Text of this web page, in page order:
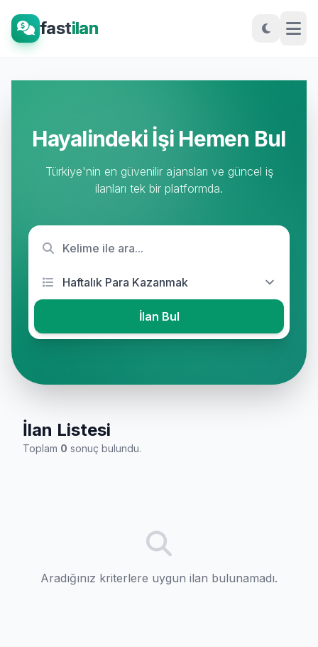
fastilan
Hayalindeki İşi Hemen Bul
Türkiye'nin en güvenilir ajansları ve güncel iş
ilanları tek bir platformda.
İlan Bul
İlan Listesi
Toplam 0 sonuç bulundu.
Aradığınız kriterlere uygun ilan bulunamadı.